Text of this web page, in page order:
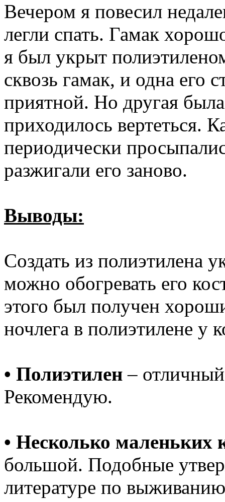
Вечером я повесил
легли спать. Гамак
я был укрыт
сквозь гамак, и одна его
приятной. Но другая
приходилось
периодически
разжигали его заново.
Выводы:
Создать из полиэтилена
можно обогревать его
этого был получен
ночлега в полиэтилене у
• Полиэтилен –
Рекомендую.
• Несколько маленьких
большой. Подобные
литературе по